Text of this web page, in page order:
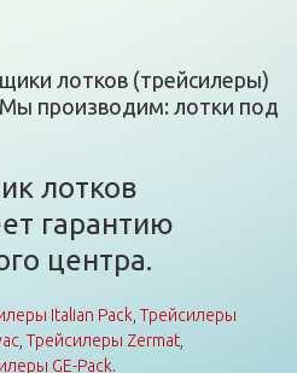
лотков (трейсилеры)
Мы производим: лотки под
лотков
гарантию
центра.
Italian Pack Трейсилеры
Трейсилеры Zermat
GE-Pack.